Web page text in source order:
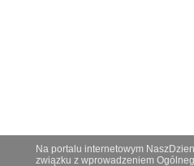
Na portalu internetowym
związku z wprowadzeniem